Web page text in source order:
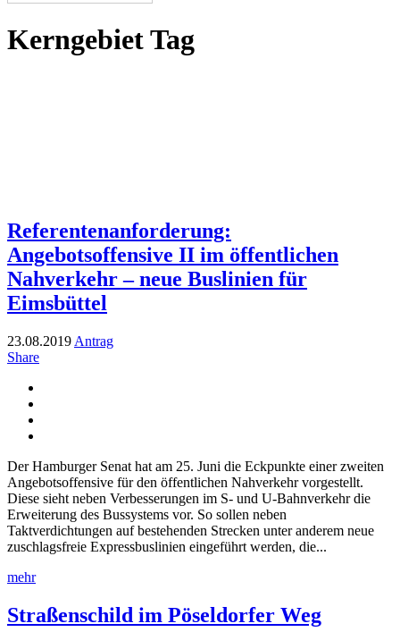
Kerngebiet Tag
Referentenanforderung:
Angebotsoffensive II im öffentlichen
Nahverkehr – neue Buslinien für
Eimsbüttel
23.08.2019 Antrag
Share
Der Hamburger Senat hat am 25. Juni die Eckpunkte einer zweiten
Angebotsoffensive für den öffentlichen Nahverkehr vorgestellt.
Diese sieht neben Verbesserungen im S- und U-Bahnverkehr die
Erweiterung des Bussystems vor. So sollen neben
Taktverdichtungen auf bestehenden Strecken unter anderem neue
zuschlagsfreie Expressbuslinien eingeführt werden, die...
mehr
Straßenschild im Pöseldorfer Weg